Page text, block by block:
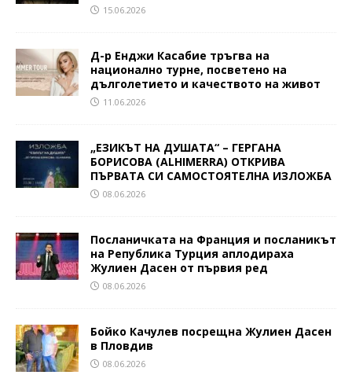
15.06.2026
Д-р Енджи Касабие тръгва на
национално турне, посветено на
дълголетието и качеството на живот
11.06.2026
„ЕЗИКЪТ НА ДУШАТА“ – ГЕРГАНА
БОРИСОВА (ALHIMERRA) ОТКРИВА
ПЪРВАТА СИ САМОСТОЯТЕЛНА ИЗЛОЖБА
08.06.2026
Посланичката на Франция и посланикът
на Република Турция аплодираха
Жулиен Дасен от първия ред
08.06.2026
Бойко Качулев посрещна Жулиен Дасен
в Пловдив
08.06.2026